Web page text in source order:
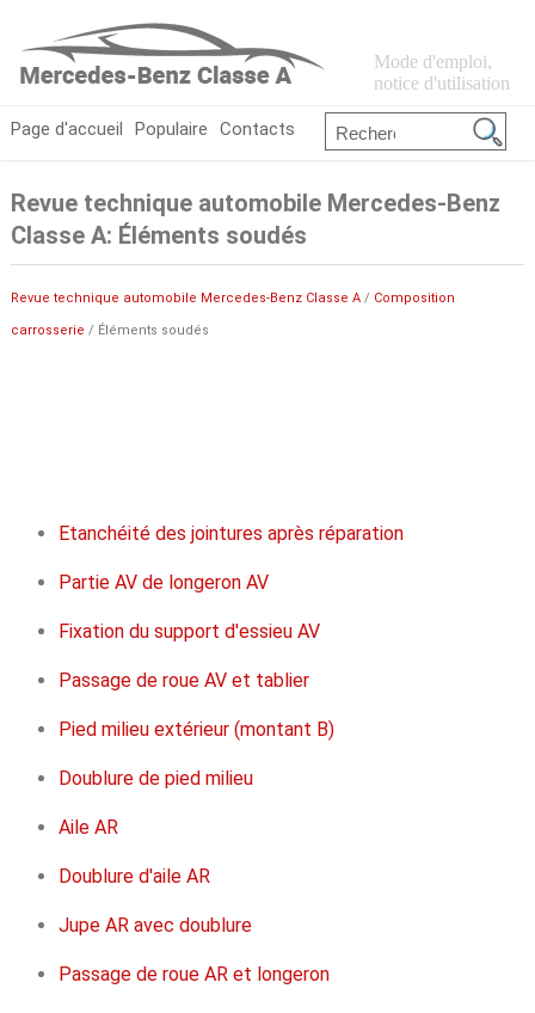
Mode d'emploi,
notice d'utilisation
Page d'accueil Populaire Contacts
Revue technique automobile Mercedes-Benz
Classe A: Éléments soudés
Revue technique automobile Mercedes-Benz Classe A/ Composition
carrosserie / Éléments soudés
Etanchéité des jointures après réparation
Partie AV de longeron AV
Fixation du support d'essieu AV
Passage de roue AV et tablier
Pied milieu extérieur (montant B)
Doublure de pied milieu
Aile AR
Doublure d'aile AR
Jupe AR avec doublure
Passage de roue AR et longeron